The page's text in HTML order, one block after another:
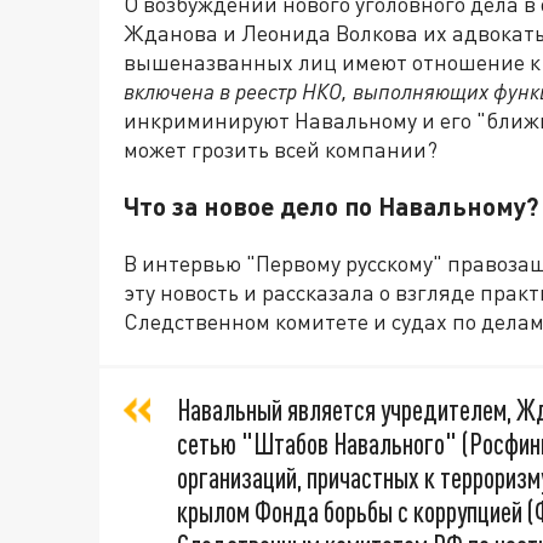
Жданова и Леонида Волкова их
вышеназванных лиц имеют отношение
включена в реестр НКО, выполняющих
инкриминируют Навальному и его
может грозить всей компании?
Что за новое дело по Навальному?
В интервью "Первому русскому"
эту новость и рассказала о взгляде
Следственном комитете и судах по
Навальный является учредителем,
сетью "Штабов Навального"
организаций, причастных к
крылом Фонда борьбы с коррупцией